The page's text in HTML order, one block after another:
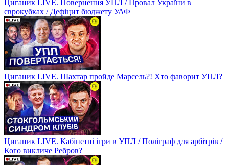
Циганик LIVE. Повернення УПЛ / Провал України в
єврокубках / Дефіцит бюджету УАФ
Циганик LIVE. Шахтар пройде Марсель?! Хто фаворит УПЛ?
Циганик LIVE. Кабінетні ігри в УПЛ / Поліграф для арбітрів /
Кого викличе Ребров?